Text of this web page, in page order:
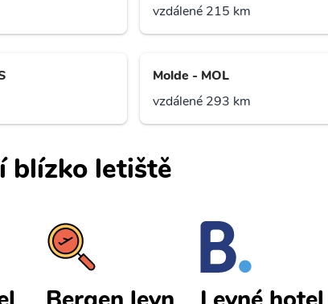
vzdálené 215 km
Molde - MOL
vzdálené 293 km
blízko letiště